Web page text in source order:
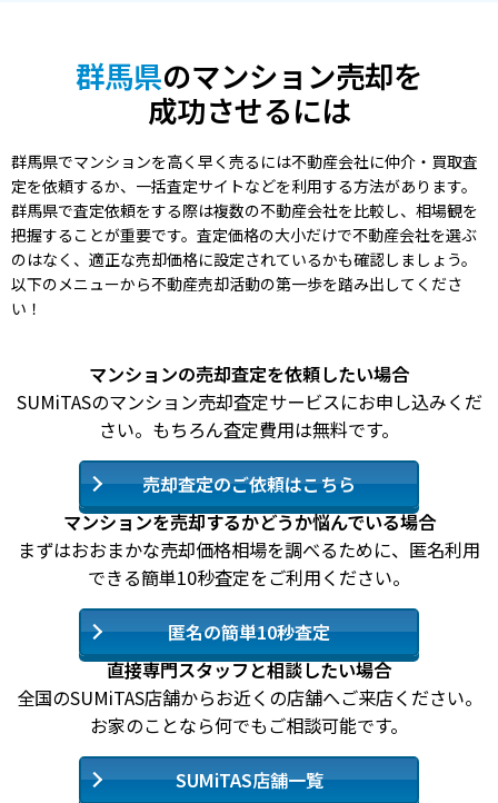
群馬県のマンション売却を
成功させるには
群馬県でマンションを高く早く売るには不動産会社に仲介・買取査
定を依頼するか、一括査定サイトなどを利用する方法があります。
群馬県で査定依頼をする際は複数の不動産会社を比較し、相場観を
把握することが重要です。査定価格の大小だけで不動産会社を選ぶ
のはなく、適正な売却価格に設定されているかも確認しましょう。
以下のメニューから不動産売却活動の第一歩を踏み出してくださ
い！
マンションの売却査定を依頼したい場合
SUMiTASのマンション売却査定サービスにお申し込みくだ
さい。もちろん査定費用は無料です。
売却査定のご依頼はこちら
マンションを売却するかどうか悩んでいる場合
まずはおおまかな売却価格相場を調べるために、匿名利用
できる簡単10秒査定をご利用ください。
匿名の簡単10秒査定
直接専門スタッフと相談したい場合
全国のSUMiTAS店舗からお近くの店舗へご来店ください。
お家のことなら何でもご相談可能です。
SUMiTAS店舗一覧